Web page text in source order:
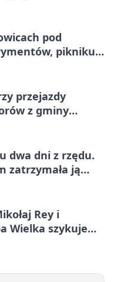
pod
pikniku i
przejazdy
z gminy
dwa dni z rzędu.
zatrzymała ją
Rey i
Wielka szykuje